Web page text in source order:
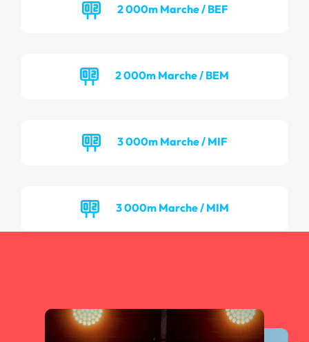
2 000m Marche / BEF
2 000m Marche / BEM
3 000m Marche / MIF
3 000m Marche / MIM